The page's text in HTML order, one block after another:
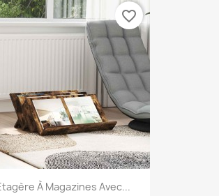
À Magazines Avec...
favorite_border